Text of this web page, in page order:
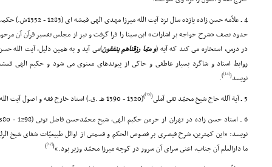
4 ـ علاّمه حسن زاده
حدود نصف «شرح خواجه بر اشارات» ابن سینا را فرا گرفت و نیز از مجلس تفسیر قرآن آن
در درس، استخاره مى کند که آیه (و ممّا رزقناهم ینفقون)مى آید و به همین دلیل، آیت الله
روابط استاد و شاگرد بسیار عاطفى و حاکى از پیوندهاى معنوى مى شود و حکیم الهى
نویسد(
[14]
)
.
5 ـ آیة آلله حاج شیخ محمّد تقى آملى
(
[15]
)(1320 - 1390 هـ .ق.) استاد خارج فقه و اصول آیت الله حسن زاده در تهران بود
نویسد: «این کمترین، شرح قیصرى بر فصوص الحکم و قسمتى از اوائل طبیعیّات شفاى شیخ
ما دارالعلم آن جناب، اعنى سراى آن سرور در کوچه میرزا محمّد وزیر بود.»(
[17]
)